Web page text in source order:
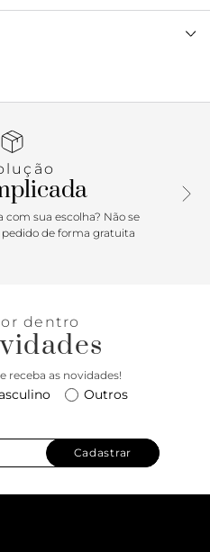
tiras finas sobre os dedos.
cruza na parte superior
outra por nós nas laterais.
o pé.
sua escolha? Não se
pedido de forma gratuita
dentro
receba as novidades!
Outros
Cadastrar